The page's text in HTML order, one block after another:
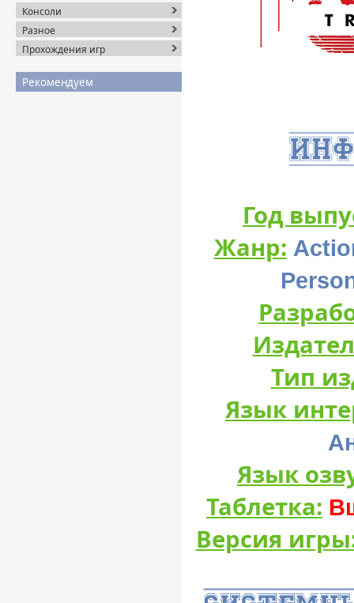
Консоли
Разное
Прохождения игр
Рекомендуем
Год
Жанр:
Тип
Язык
Язык
Таблетка:
Версия